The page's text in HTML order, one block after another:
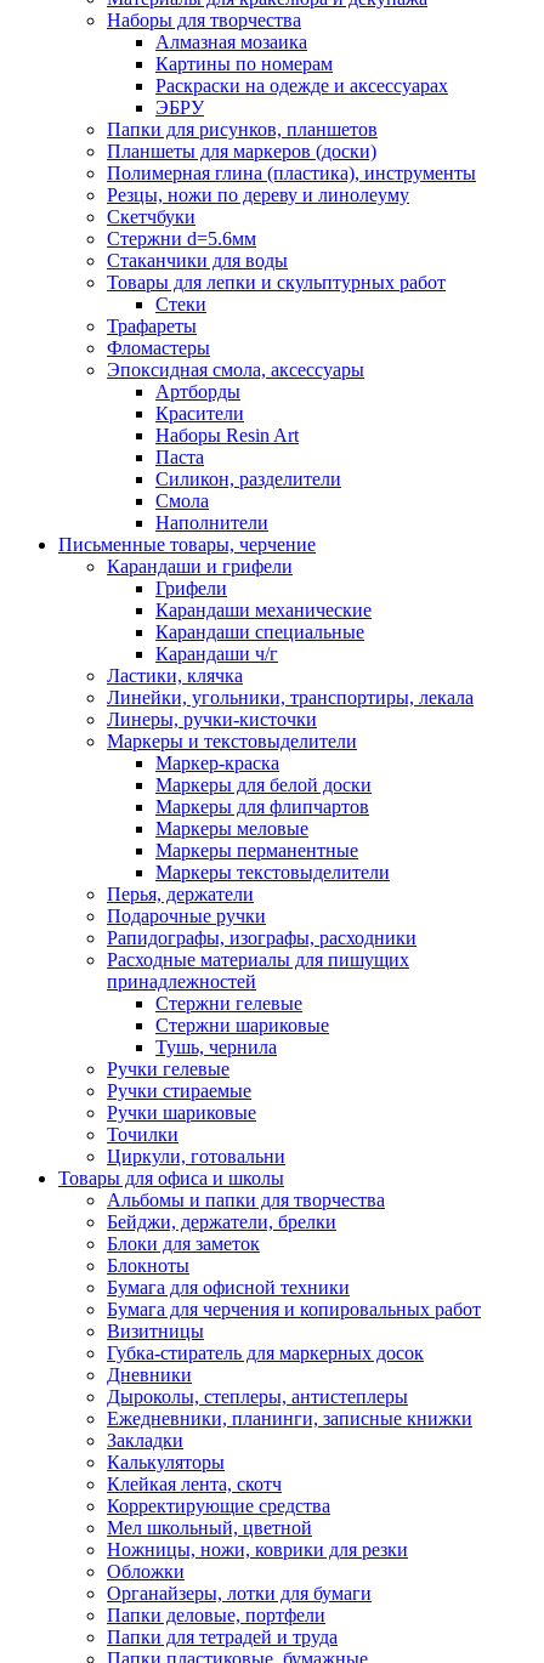
Наборы для творчества
Алмазная мозаика
Картины по номерам
Раскраски на одежде и аксессуарах
ЭБРУ
Папки для рисунков, планшетов
Планшеты для маркеров (доски)
Полимерная глина (пластика), инструменты
Резцы, ножи по дереву и линолеуму
Скетчбуки
Стержни d=5.6мм
Стаканчики для воды
Товары для лепки и скульптурных работ
Стеки
Трафареты
Фломастеры
Эпоксидная смола, аксессуары
Артборды
Красители
Наборы Resin Art
Паста
Силикон, разделители
Смола
Наполнители
Письменные товары, черчение
Карандаши и грифели
Грифели
Карандаши механические
Карандаши специальные
Карандаши ч/г
Ластики, клячка
Линейки, угольники, транспортиры, лекала
Линеры, ручки-кисточки
Маркеры и текстовыделители
Маркер-краска
Маркеры для белой доски
Маркеры для флипчартов
Маркеры меловые
Маркеры перманентные
Маркеры текстовыделители
Перья, держатели
Подарочные ручки
Рапидографы, изографы, расходники
Расходные материалы для пишущих
принадлежностей
Стержни гелевые
Стержни шариковые
Тушь, чернила
Ручки гелевые
Ручки стираемые
Ручки шариковые
Точилки
Циркули, готовальни
Товары для офиса и школы
Альбомы и папки для творчества
Бейджи, держатели, брелки
Блоки для заметок
Блокноты
Бумага для офисной техники
Бумага для черчения и копировальных работ
Визитницы
Губка-стиратель для маркерных досок
Дневники
Дыроколы, степлеры, антистеплеры
Ежедневники, планинги, записные книжки
Закладки
Калькуляторы
Клейкая лента, скотч
Корректирующие средства
Мел школьный, цветной
Ножницы, ножи, коврики для резки
Обложки
Органайзеры, лотки для бумаги
Папки деловые, портфели
Папки для тетрадей и труда
Папки пластиковые, бумажные